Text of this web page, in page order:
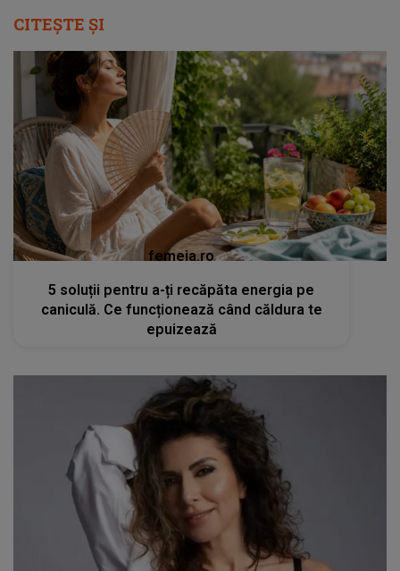
CITEȘTE ȘI
femeia.ro
5 soluții pentru a-ți recăpăta energia pe
caniculă. Ce funcționează când căldura te
epuizează